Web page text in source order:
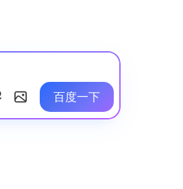
百度一下